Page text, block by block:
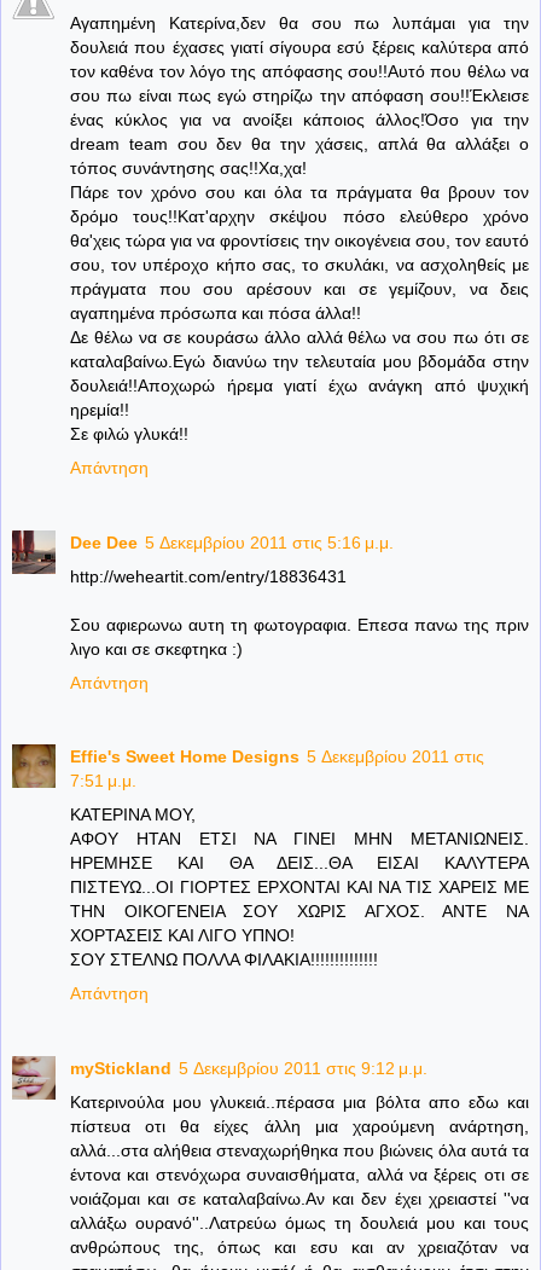
Αγαπημένη Κατερίνα,δεν θα σου πω λυπάμαι για την
δουλειά που έχασες γιατί σίγουρα εσύ ξέρεις καλύτερα από
τον καθένα τον λόγο της απόφασης σου!!Αυτό που θέλω να
σου πω είναι πως εγώ στηρίζω την απόφαση σου!!Έκλεισε
ένας κύκλος για να ανοίξει κάποιος άλλος!Όσο για την
dream team σου δεν θα την χάσεις, απλά θα αλλάξει ο
τόπος συνάντησης σας!!Χα,χα!
Πάρε τον χρόνο σου και όλα τα πράγματα θα βρουν τον
δρόμο τους!!Κατ'αρχην σκέψου πόσο ελεύθερο χρόνο
θα'χεις τώρα για να φροντίσεις την οικογένεια σου, τον εαυτό
σου, τον υπέροχο κήπο σας, το σκυλάκι, να ασχοληθείς με
πράγματα που σου αρέσουν και σε γεμίζουν, να δεις
αγαπημένα πρόσωπα και πόσα άλλα!!
Δε θέλω να σε κουράσω άλλο αλλά θέλω να σου πω ότι σε
καταλαβαίνω.Εγώ διανύω την τελευταία μου βδομάδα στην
δουλειά!!Αποχωρώ ήρεμα γιατί έχω ανάγκη από ψυχική
ηρεμία!!
Σε φιλώ γλυκά!!
Απάντηση
Dee Dee 5 Δεκεμβρίου 2011 στις 5:16 μ.μ.
http://weheartit.com/entry/18836431
Σου αφιερωνω αυτη τη φωτογραφια. Επεσα πανω της πριν
λιγο και σε σκεφτηκα :)
Απάντηση
Effie's Sweet Home Designs 5 Δεκεμβρίου 2011 στις
7:51 μ.μ.
ΚΑΤΕΡΙΝΑ ΜΟΥ,
ΑΦΟΥ ΗΤΑΝ ΕΤΣΙ ΝΑ ΓΙΝΕΙ ΜΗΝ ΜΕΤΑΝΙΩΝΕΙΣ.
ΗΡΕΜΗΣΕ ΚΑΙ ΘΑ ΔΕΙΣ...ΘΑ ΕΙΣΑΙ ΚΑΛΥΤΕΡΑ
ΠΙΣΤΕΥΩ...ΟΙ ΓΙΟΡΤΕΣ ΕΡΧΟΝΤΑΙ ΚΑΙ ΝΑ ΤΙΣ ΧΑΡΕΙΣ ΜΕ
ΤΗΝ ΟΙΚΟΓΕΝΕΙΑ ΣΟΥ ΧΩΡΙΣ ΑΓΧΟΣ. ΑΝΤΕ ΝΑ
ΧΟΡΤΑΣΕΙΣ ΚΑΙ ΛΙΓΟ ΥΠΝΟ!
ΣΟΥ ΣΤΕΛΝΩ ΠΟΛΛΑ ΦΙΛΑΚΙΑ!!!!!!!!!!!!!!
Απάντηση
myStickland 5 Δεκεμβρίου 2011 στις 9:12 μ.μ.
Κατερινούλα μου γλυκειά..πέρασα μια βόλτα απο εδω και
πίστευα οτι θα είχες άλλη μια χαρούμενη ανάρτηση,
αλλά...στα αλήθεια στεναχωρήθηκα που βιώνεις όλα αυτά τα
έντονα και στενόχωρα συναισθήματα, αλλά να ξέρεις οτι σε
νοιάζομαι και σε καταλαβαίνω.Αν και δεν έχει χρειαστεί ''να
αλλάξω ουρανό''..Λατρεύω όμως τη δουλειά μου και τους
ανθρώπους της, όπως και εσυ και αν χρειαζόταν να